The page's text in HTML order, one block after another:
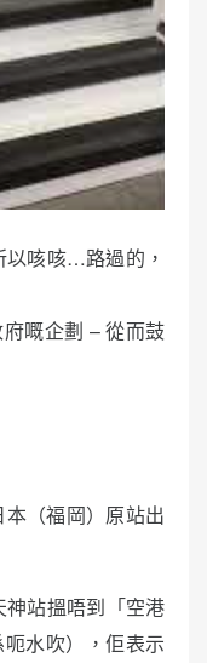
咳咳…路過的，
嘅企劃 – 從而鼓
（福岡）原站出
神站搵唔到「空港
水吹），佢表示